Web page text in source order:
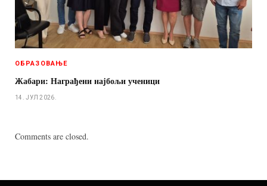
ОБРАЗОВАЊЕ
Жабари: Награђени најбољи ученици
14. ЈУЛ 2026.
Comments are closed.